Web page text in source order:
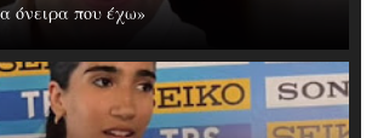
όνειρα που έχω»